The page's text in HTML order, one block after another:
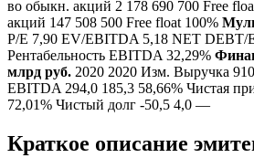
во обыкн. акций 2 178 690 700 Free
акций 147 508 500 Free float 100%
P/E 7,90 EV/EBITDA 5,18 NET DEBT/
Рентабельность EBITDA 32,29%
млрд руб. 2020 2020 Изм. Выручка
EBITDA 294,0 185,3 58,66% Чистая
72,01% Чистый долг -50,5 4,0 —
Краткое описание